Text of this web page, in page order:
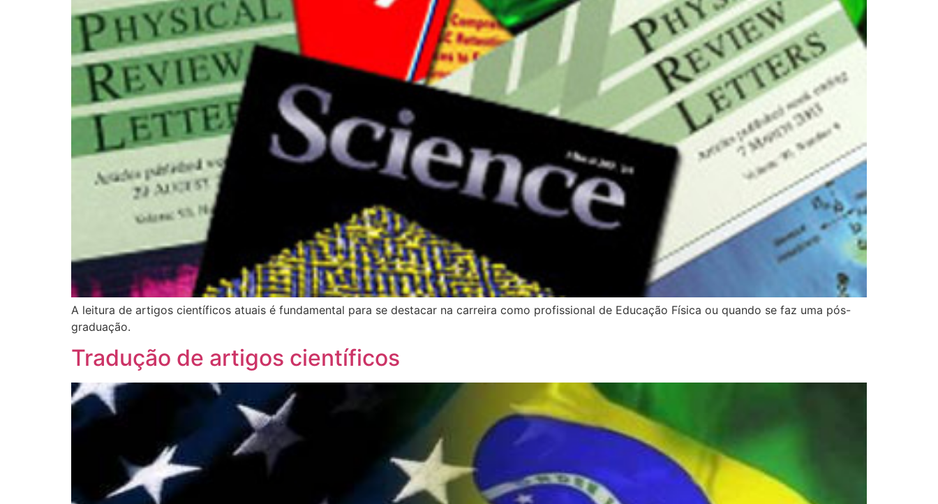
A leitura de artigos científicos atuais é fundamental para se destacar na carreira como profissional de Educação Física ou quando se faz uma pós-
graduação.
Tradução de artigos científicos